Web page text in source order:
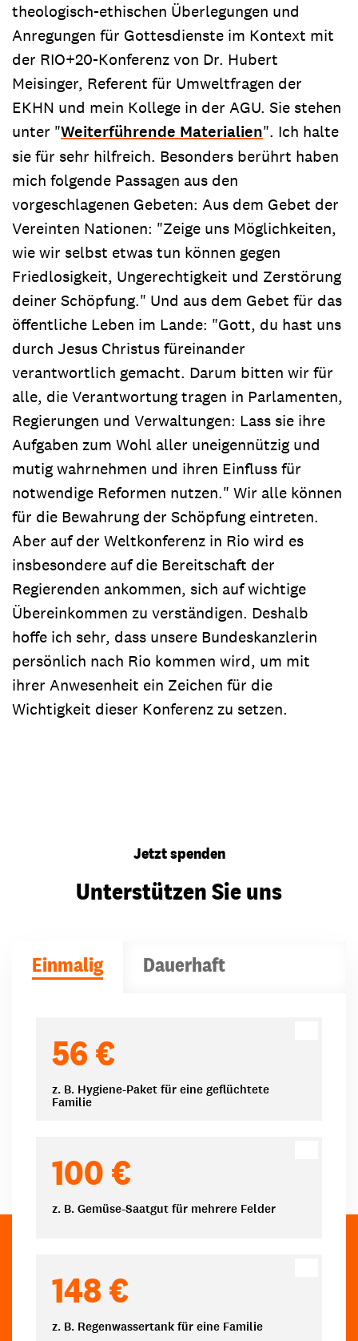
theologisch-ethischen Überlegungen und
Anregungen für Gottesdienste im Kontext mit
der RIO+20-Konferenz von Dr. Hubert
Meisinger, Referent für Umweltfragen der
EKHN und mein Kollege in der AGU. Sie stehen
unter "Weiterführende Materialien". Ich halte
sie für sehr hilfreich. Besonders berührt haben
mich folgende Passagen aus den
vorgeschlagenen Gebeten: Aus dem Gebet der
Vereinten Nationen: "Zeige uns Möglichkeiten,
wie wir selbst etwas tun können gegen
Friedlosigkeit, Ungerechtigkeit und Zerstörung
deiner Schöpfung." Und aus dem Gebet für das
öffentliche Leben im Lande: "Gott, du hast uns
durch Jesus Christus füreinander
verantwortlich gemacht. Darum bitten wir für
alle, die Verantwortung tragen in Parlamenten,
Regierungen und Verwaltungen: Lass sie ihre
Aufgaben zum Wohl aller uneigennützig und
mutig wahrnehmen und ihren Einfluss für
notwendige Reformen nutzen." Wir alle können
für die Bewahrung der Schöpfung eintreten.
Aber auf der Weltkonferenz in Rio wird es
insbesondere auf die Bereitschaft der
Regierenden ankommen, sich auf wichtige
Übereinkommen zu verständigen. Deshalb
hoffe ich sehr, dass unsere Bundeskanzlerin
persönlich nach Rio kommen wird, um mit
ihrer Anwesenheit ein Zeichen für die
Wichtigkeit dieser Konferenz zu setzen.
Jetzt spenden
Unterstützen Sie uns
Einmalig Dauerhaft
56 €
z. B. Hygiene-Paket für eine geflüchtete
Familie
100 €
z. B. Gemüse-Saatgut für mehrere Felder
148 €
z. B. Regenwassertank für eine Familie